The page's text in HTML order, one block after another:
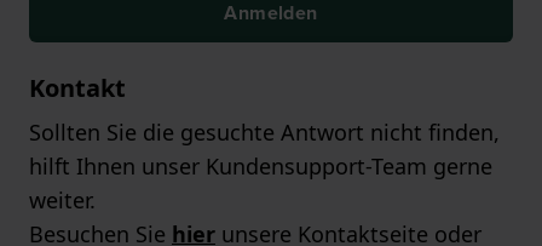
Anmelden
Kontakt
Sollten Sie die gesuchte Antwort nicht finden,
hilft Ihnen unser Kundensupport-Team gerne
weiter.
Besuchen Sie hier unsere Kontaktseite oder